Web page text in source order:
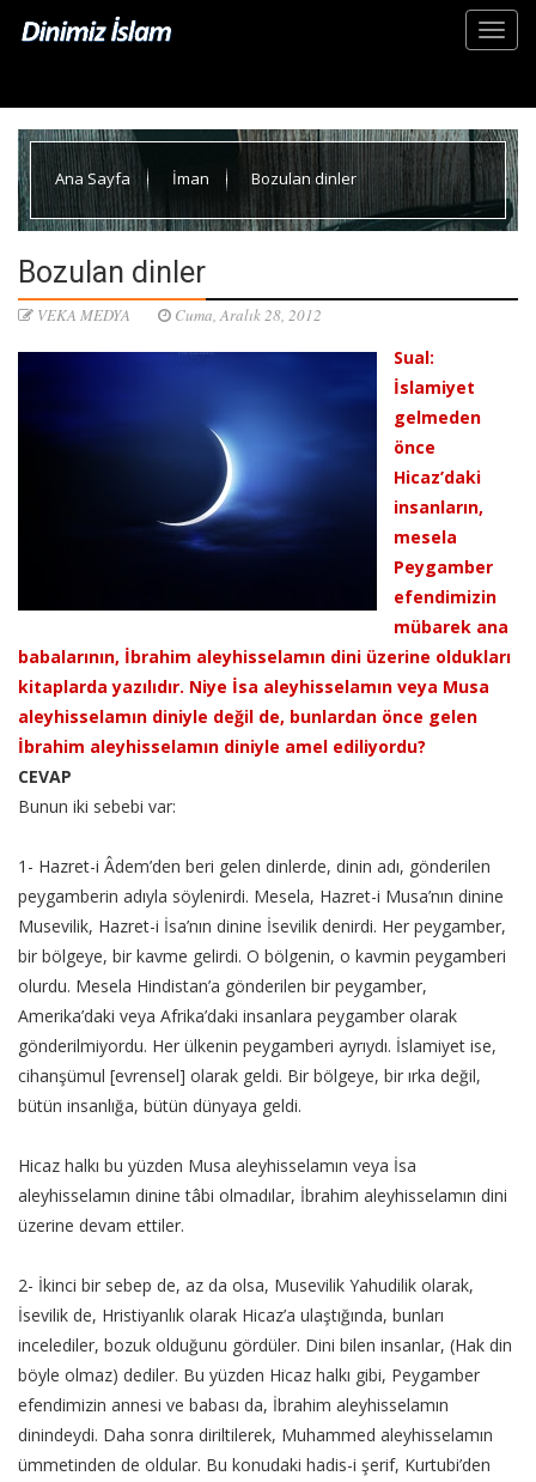
Ana Sayfa İman Bozulan dinler
Bozulan dinler
VEKA MEDYA Cuma, Aralık 28, 2012
Sual:
İslamiyet
gelmeden
önce
Hicaz’daki
insanların,
mesela
Peygamber
efendimizin
mübarek ana
babalarının, İbrahim aleyhisselamın dini üzerine oldukları
kitaplarda yazılıdır. Niye İsa aleyhisselamın veya Musa
aleyhisselamın diniyle değil de, bunlardan önce gelen
İbrahim aleyhisselamın diniyle amel ediliyordu?
CEVAP
Bunun iki sebebi var:
1- Hazret-i Âdem’den beri gelen dinlerde, dinin adı, gönderilen
peygamberin adıyla söylenirdi. Mesela, Hazret-i Musa’nın dinine
Musevilik, Hazret-i İsa’nın dinine İsevilik denirdi. Her peygamber,
bir bölgeye, bir kavme gelirdi. O bölgenin, o kavmin peygamberi
olurdu. Mesela Hindistan’a gönderilen bir peygamber,
Amerika’daki veya Afrika’daki insanlara peygamber olarak
gönderilmiyordu. Her ülkenin peygamberi ayrıydı. İslamiyet ise,
cihanşümul [evrensel] olarak geldi. Bir bölgeye, bir ırka değil,
bütün insanlığa, bütün dünyaya geldi.
Hicaz halkı bu yüzden Musa aleyhisselamın veya İsa
aleyhisselamın dinine tâbi olmadılar, İbrahim aleyhisselamın dini
üzerine devam ettiler.
2- İkinci bir sebep de, az da olsa, Musevilik Yahudilik olarak,
İsevilik de, Hristiyanlık olarak Hicaz’a ulaştığında, bunları
incelediler, bozuk olduğunu gördüler. Dini bilen insanlar, (Hak din
böyle olmaz) dediler. Bu yüzden Hicaz halkı gibi, Peygamber
efendimizin annesi ve babası da, İbrahim aleyhisselamın
dinindeydi. Daha sonra diriltilerek, Muhammed aleyhisselamın
ümmetinden de oldular. Bu konudaki hadis-i şerif, Kurtubi’den